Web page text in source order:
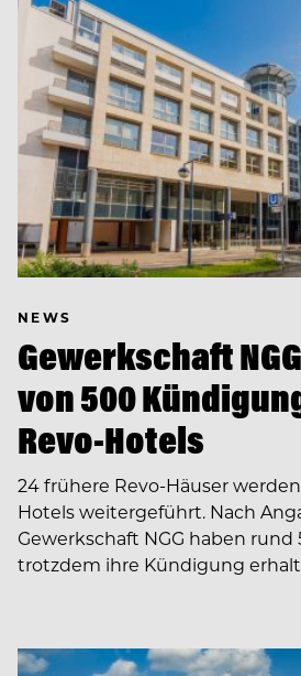
NEWS
Gewerkschaft
von 500
Revo-Hotels
24 frühere Revo-Häuser
Hotels weitergeführt. Nach
Gewerkschaft NGG haben
trotzdem ihre Kündigung